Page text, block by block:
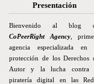
Presentación
Bienvenido al blog
CoPeerRight Agency ,
agencia especializada en
protección de los Derechos
Autor y la lucha contra
piratería digital en las